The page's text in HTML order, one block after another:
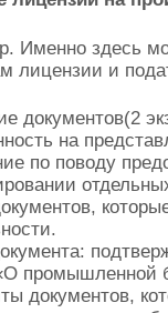
Именно здесь
лицензии и
документов(2
на
по поводу
промышленной
документов,